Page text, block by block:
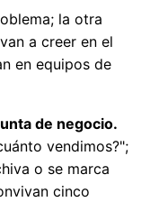
la otra
a creer en el
en equipos de
de negocio.
vendimos?";
o se marca
cinco